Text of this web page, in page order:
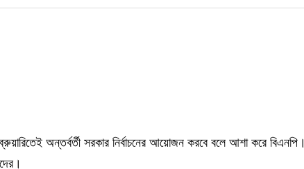
অন্তর্বর্তী সরকার নির্বাচনের আয়োজন করবে বলে আশা করে বিএনপি।